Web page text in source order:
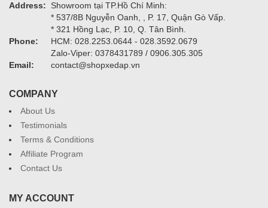
Address:
Showroom tại TP.Hồ Chí Minh:
* 537/8B Nguyễn Oanh, , P. 17, Quận Gò Vấp.
* 321 Hồng Lạc, P. 10, Q. Tân Bình.
Phone:
HCM: 028.2253.0644 - 028.3592.0679
Zalo-Viper: 0378431789 / 0906.305.305
Email:
contact@shopxedap.vn
COMPANY
About Us
Testimonials
Terms & Conditions
Affiliate Program
Contact Us
MY ACCOUNT